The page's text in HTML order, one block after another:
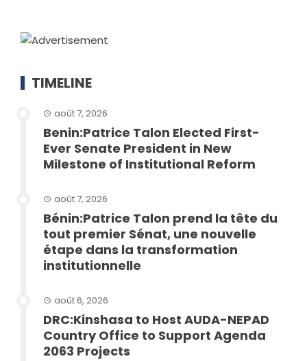
TIMELINE
août 7, 2026
Benin:Patrice Talon Elected First-
Ever Senate President in New
Milestone of Institutional Reform
août 7, 2026
Bénin:Patrice Talon prend la tête du
tout premier Sénat, une nouvelle
étape dans la transformation
institutionnelle
août 6, 2026
DRC:Kinshasa to Host AUDA-NEPAD
Country Office to Support Agenda
2063 Projects